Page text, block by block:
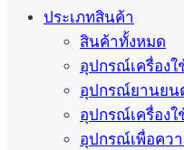
ประเภทสินค้า
สินค้าทั้งหมด
อุปกรณ์เครื่อง
อุปกรณ์ยานยน
อุปกรณ์เครื่อง
อุปกรณ์เพื่อคว